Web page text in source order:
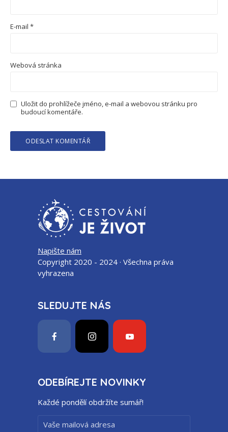
E-mail *
Webová stránka
Uložit do prohlížeče jméno, e-mail a webovou stránku pro
budoucí komentáře.
Napište nám
Copyright 2020 - 2024 · Všechna práva
vyhrazena
SLEDUJTE NÁS
ODEBÍREJTE NOVINKY
Každé pondělí obdržíte sumář!